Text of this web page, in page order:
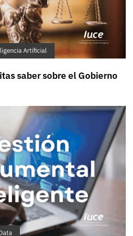
Artificial
saber sobre el Gobierno